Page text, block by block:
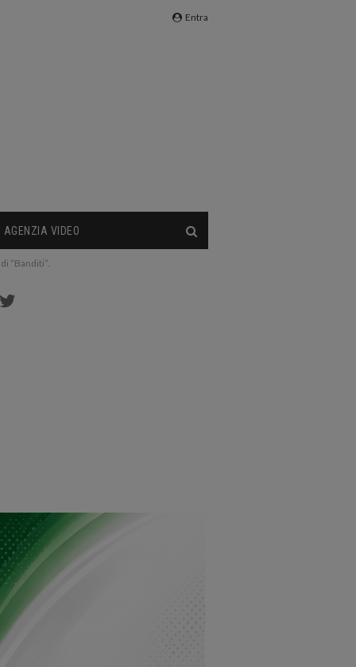
Entra
AGENZIA VIDEO
“Banditi”.